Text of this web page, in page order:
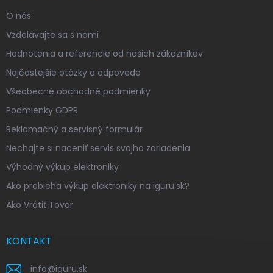
O nás
Vzdelávajte sa s nami
Hodnotenia a referencie od našich zákazníkov
Najčastejšie otázky a odpovede
Všeobecné obchodné podmienky
Podmienky GDPR
Reklamačný a servisný formulár
Nechajte si naceniť servis svojho zariadenia
Výhodný výkup elektroniky
Ako prebieha výkup elektroniky na iguru.sk?
Ako Vrátiť Tovar
KONTAKT
info@iguru.sk